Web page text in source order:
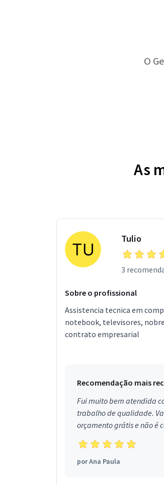
O
As
Tulio
3
Sobre o profissional
Assistencia tecnica em
notebook, televisores,
contrato empresarial
Recomendação mais
Fui muito bem atendida
trabalho de qualidade.
orçamento grátis e não é
Obrigada!
porAna Paula